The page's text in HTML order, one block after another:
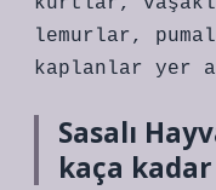
lemurlar,
kaplanlar yer
Sasalı
kaça kadar